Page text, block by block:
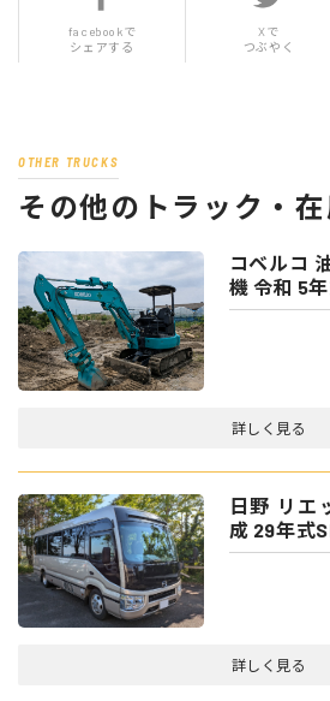
facebookで
シェアする
Xで
つぶやく
OTHER TRUCKS
その他のトラック・
コベルコ
機 令和 5
詳しく見る
日野 リエ
成 29年式
詳しく見る